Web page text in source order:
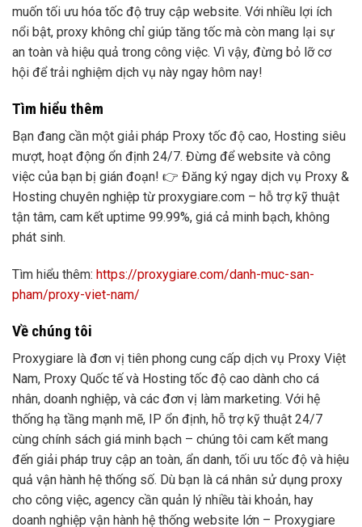
muốn tối ưu hóa tốc độ truy cập website. Với nhiều lợi ích
nổi bật, proxy không chỉ giúp tăng tốc mà còn mang lại sự
an toàn và hiệu quả trong công việc. Vì vậy, đừng bỏ lỡ cơ
hội để trải nghiệm dịch vụ này ngay hôm nay!
Tìm hiểu thêm
Bạn đang cần một giải pháp Proxy tốc độ cao, Hosting siêu
mượt, hoạt động ổn định 24/7. Đừng để website và công
việc của bạn bị gián đoạn! 👉 Đăng ký ngay dịch vụ Proxy &
Hosting chuyên nghiệp từ proxygiare.com – hỗ trợ kỹ thuật
tận tâm, cam kết uptime 99.99%, giá cả minh bạch, không
phát sinh.
Tìm hiểu thêm: https://proxygiare.com/danh-muc-san-
pham/proxy-viet-nam/
Về chúng tôi
Proxygiare là đơn vị tiên phong cung cấp dịch vụ Proxy Việt
Nam, Proxy Quốc tế và Hosting tốc độ cao dành cho cá
nhân, doanh nghiệp, và các đơn vị làm marketing. Với hệ
thống hạ tầng mạnh mẽ, IP ổn định, hỗ trợ kỹ thuật 24/7
cùng chính sách giá minh bạch – chúng tôi cam kết mang
đến giải pháp truy cập an toàn, ẩn danh, tối ưu tốc độ và hiệu
quả vận hành hệ thống số. Dù bạn là cá nhân sử dụng proxy
cho công việc, agency cần quản lý nhiều tài khoản, hay
doanh nghiệp vận hành hệ thống website lớn – Proxygiare